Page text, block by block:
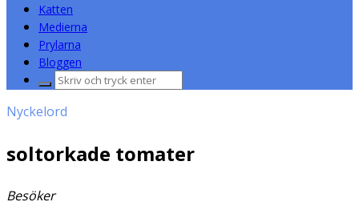
Katten
Medierna
Prylarna
Bloggen
Sök
Nyckelord
soltorkade tomater
Besöker